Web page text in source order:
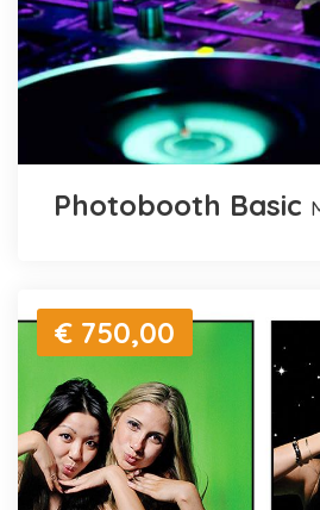
Photobooth Basic
€ 750,00